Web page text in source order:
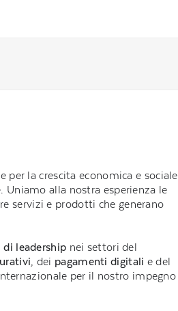
la crescita economica e sociale
Uniamo alla nostra esperienza le
servizi e prodotti che generano
leadership nei settori del
, dei pagamenti digitali e del
per il nostro impegno